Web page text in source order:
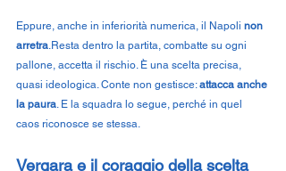
Eppure, anche in inferiorità numerica, il Napoli non
arretra.Resta dentro la partita, combatte su ogni
pallone, accetta il rischio. È una scelta precisa,
quasi ideologica. Conte non gestisce: attacca anche
la paura. E la squadra lo segue, perché in quel
caos riconosce se stessa.
Vergara e il coraggio della scelta